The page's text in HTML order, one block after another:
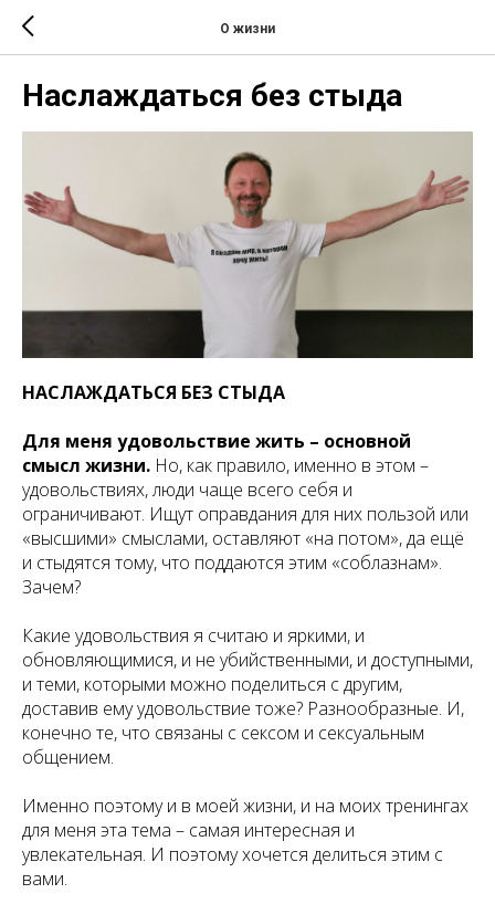
О жизни
Наслаждаться без стыда
НАСЛАЖДАТЬСЯ БЕЗ СТЫДА
Для меня удовольствие жить – основной
смысл жизни. Но, как правило, именно в этом –
удовольствиях, люди чаще всего себя и
ограничивают. Ищут оправдания для них пользой или
«высшими» смыслами, оставляют «на потом», да ещё
и стыдятся тому, что поддаются этим «соблазнам».
Зачем?
Какие удовольствия я считаю и яркими, и
обновляющимися, и не убийственными, и доступными,
и теми, которыми можно поделиться с другим,
доставив ему удовольствие тоже? Разнообразные. И,
конечно те, что связаны с сексом и сексуальным
общением.
Именно поэтому и в моей жизни, и на моих тренингах
для меня эта тема – самая интересная и
увлекательная. И поэтому хочется делиться этим с
вами.